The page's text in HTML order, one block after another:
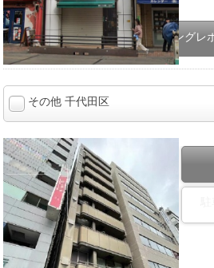
【駐車場台数】
商業マーケティングレ
その他 千代田区
図面番号：434769